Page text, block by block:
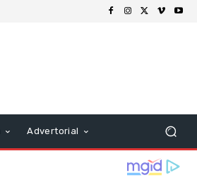
Advertorial